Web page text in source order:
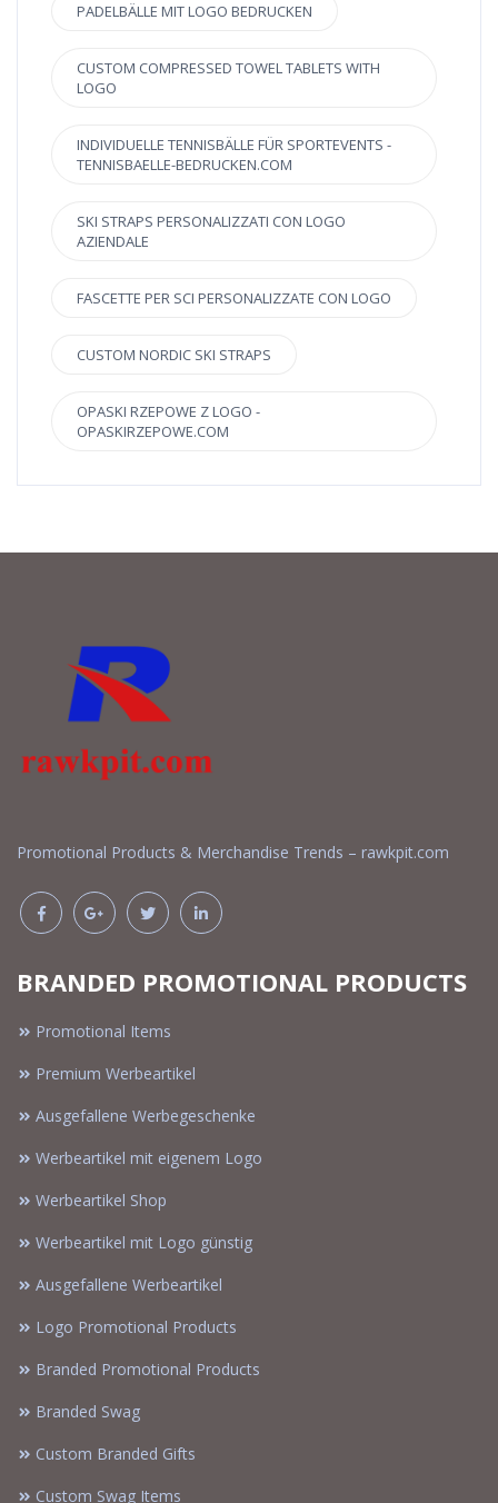
PADELBÄLLE MIT LOGO BEDRUCKEN
CUSTOM COMPRESSED TOWEL TABLETS WITH
LOGO
INDIVIDUELLE TENNISBÄLLE FÜR SPORTEVENTS -
TENNISBAELLE-BEDRUCKEN.COM
SKI STRAPS PERSONALIZZATI CON LOGO
AZIENDALE
FASCETTE PER SCI PERSONALIZZATE CON LOGO
CUSTOM NORDIC SKI STRAPS
OPASKI RZEPOWE Z LOGO -
OPASKIRZEPOWE.COM
Promotional Products & Merchandise Trends – rawkpit.com
BRANDED PROMOTIONAL PRODUCTS
Promotional Items
Premium Werbeartikel
Ausgefallene Werbegeschenke
Werbeartikel mit eigenem Logo
Werbeartikel Shop
Werbeartikel mit Logo günstig
Ausgefallene Werbeartikel
Logo Promotional Products
Branded Promotional Products
Branded Swag
Custom Branded Gifts
Custom Swag Items